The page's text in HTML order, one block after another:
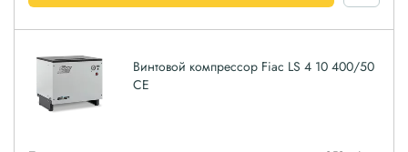
Винтовой компрессор Fiac LS 4 10 400/50
CE